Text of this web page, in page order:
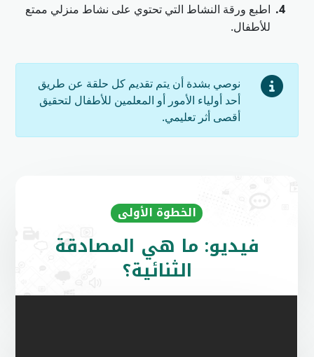
4.
اطبع ورقة النشاط التي تحتوي على نشاط منزلي ممتع
للأطفال.
نوصي بشدة أن يتم تقديم كل حلقة عن طريق
أحد أولياء الأمور أو المعلمين للأطفال لتحقيق
أقصى أثر تعليمي.
الخطوة الأولى
فيديو: ما هي المصادقة
الثنائية؟